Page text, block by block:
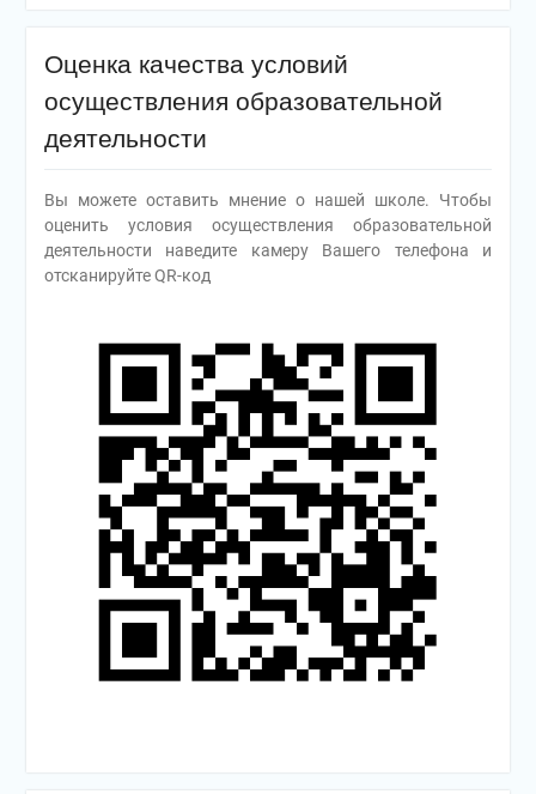
Оценка качества условий
осуществления образовательной
деятельности
Вы можете оставить мнение о нашей школе. Чтобы
оценить условия осуществления образовательной
деятельности наведите камеру Вашего телефона и
отсканируйте QR-код